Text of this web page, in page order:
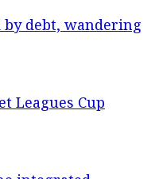
debt, wandering
Leagues Cup